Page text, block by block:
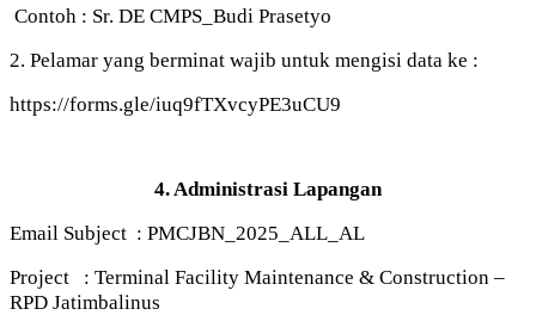
Contoh : Sr. DE CMPS_Budi Prasetyo
2. Pelamar yang berminat wajib untuk mengisi data ke :
https://forms.gle/iuq9fTXvcyPE3uCU9
4. Administrasi Lapangan
Email Subject : PMCJBN_2025_ALL_AL
Project : Terminal Facility Maintenance & Construction –
RPD Jatimbalinus